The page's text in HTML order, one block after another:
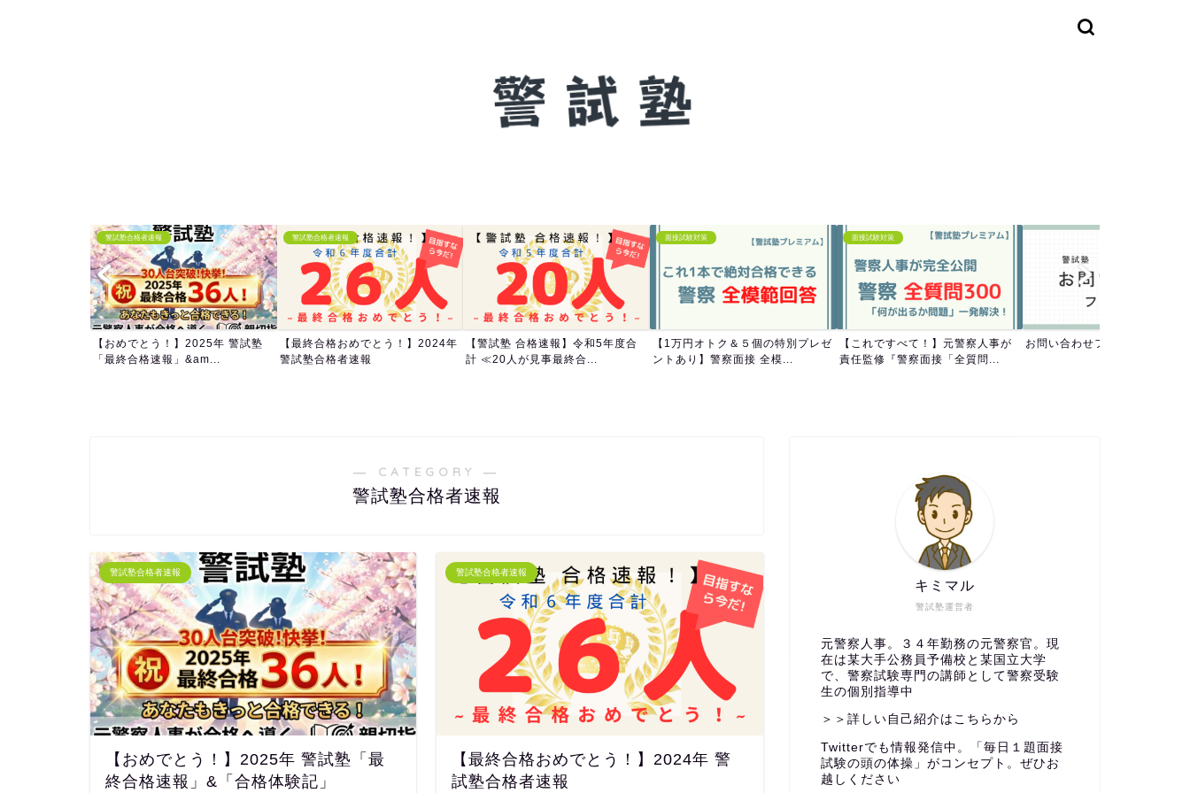
警試塾合格者速報
【おめでとう！】2025年 警試塾
「最終合格速報」&am...
警試塾合格者速報
【最終合格おめでとう！】2024年
警試塾合格者速報
【警試塾 合格速報】令和5年度合
計 ≪20人が見事最終合...
面接試験対策
【1万円オトク＆５個の特別プレゼ
ントあり】警察面接 全模...
面接試験対策
【これですべて！】元警察人事が
責任監修『警察面接「全質問...
お問い合わせフォーム
― CATEGORY ―
警試塾合格者速報
警試塾合格者速報
【おめでとう！】2025年 警試塾「最
終合格速報」&「合格体験記」
警試塾合格者速報
【最終合格おめでとう！】2024年 警
試塾合格者速報
警試塾運営者
キミマル
元警察人事。３４年勤務の元警察官。現
在は某大手公務員予備校と某国立大学
で、警察試験専門の講師として警察受験
生の個別指導中
＞＞詳しい自己紹介はこちらから
Twitterでも情報発信中。「毎日１題面接
試験の頭の体操」がコンセプト。ぜひお
越しください